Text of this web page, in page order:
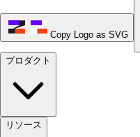
Copy Logo as SVG
プロダクト
リソース